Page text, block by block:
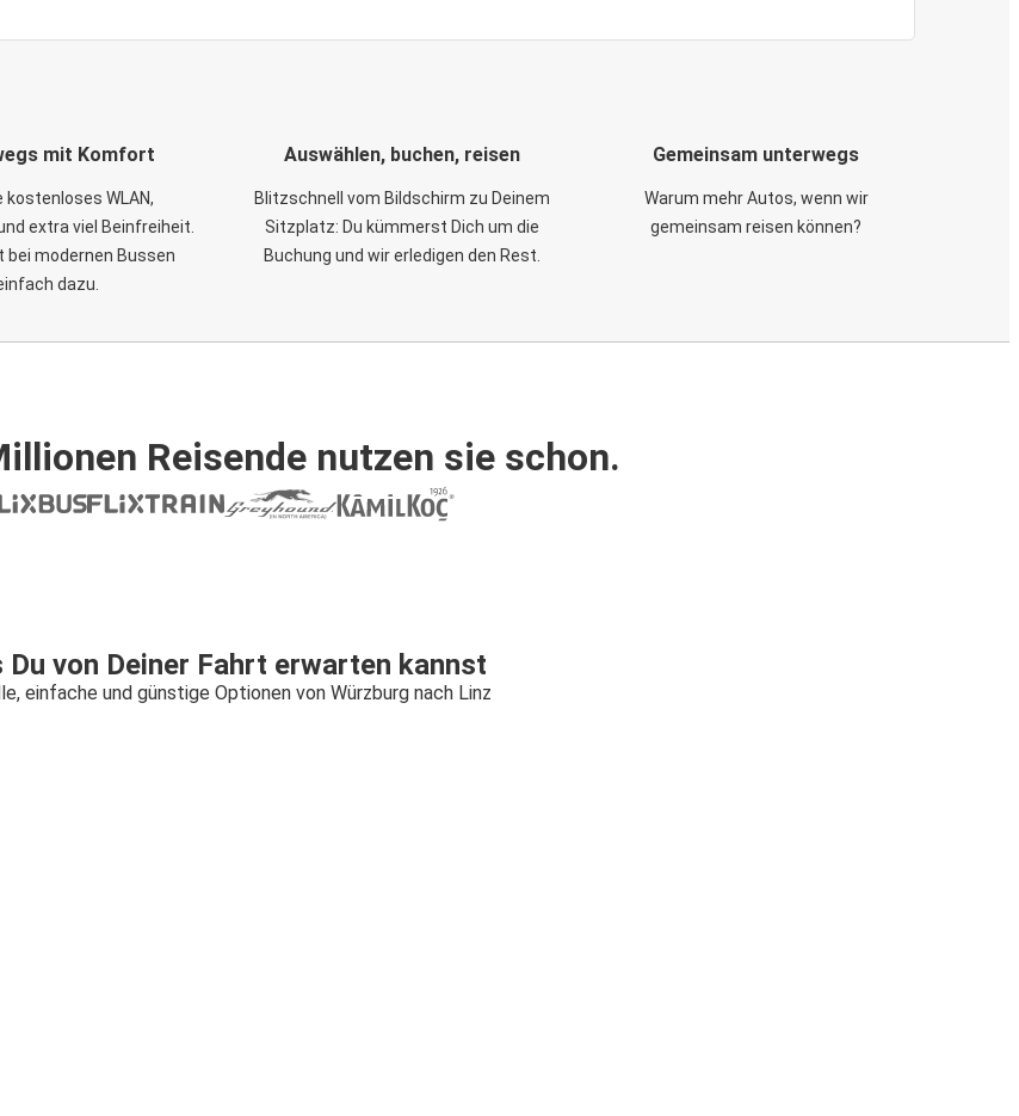
mit Komfort
kostenloses WLAN,
extra viel Beinfreiheit.
bei modernen Bussen
dazu.
Auswählen, buchen, reisen
Blitzschnell vom Bildschirm zu Deinem
Sitzplatz: Du kümmerst Dich um die
Buchung und wir erledigen den Rest.
Gemeinsam unterwegs
Warum mehr Autos, wenn wir
gemeinsam reisen können?
Reisende nutzen sie schon.
Du von Deiner Fahrt erwarten kannst
einfache und günstige Optionen von Würzburg nach Linz